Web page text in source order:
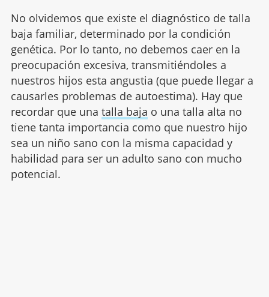
No olvidemos que existe el diagnóstico de talla
baja familiar, determinado por la condición
genética. Por lo tanto, no debemos caer en la
preocupación excesiva, transmitiéndoles a
nuestros hijos esta angustia (que puede llegar a
causarles problemas de autoestima). Hay que
recordar que una talla baja o una talla alta no
tiene tanta importancia como que nuestro hijo
sea un niño sano con la misma capacidad y
habilidad para ser un adulto sano con mucho
potencial.